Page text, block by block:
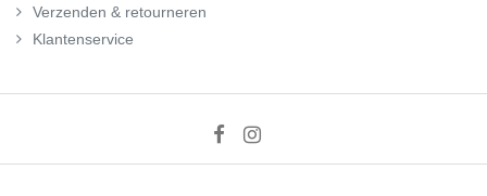
Verzenden & retourneren
Klantenservice